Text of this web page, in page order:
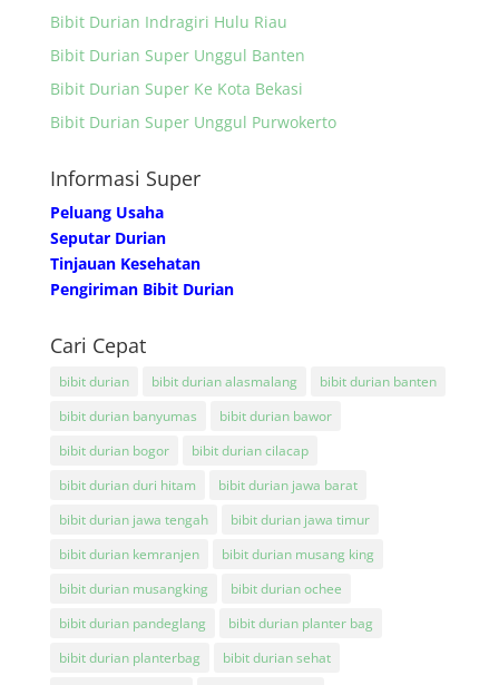
Bibit Durian Indragiri Hulu Riau
Bibit Durian Super Unggul Banten
Bibit Durian Super Ke Kota Bekasi
Bibit Durian Super Unggul Purwokerto
Informasi Super
Peluang Usaha
Seputar Durian
Tinjauan Kesehatan
Pengiriman Bibit Durian
Cari Cepat
bibit durian bibit durian alasmalang
bibit durian banten
bibit durian banyumas
bibit durian bawor
bibit durian bogor
bibit durian cilacap
bibit durian duri hitam
bibit durian jawa barat
bibit durian jawa tengah
bibit durian jawa timur
bibit durian kemranjen
bibit durian musang king
bibit durian musangking
bibit durian ochee
bibit durian pandeglang
bibit durian planter bag
bibit durian planterbag
bibit durian sehat